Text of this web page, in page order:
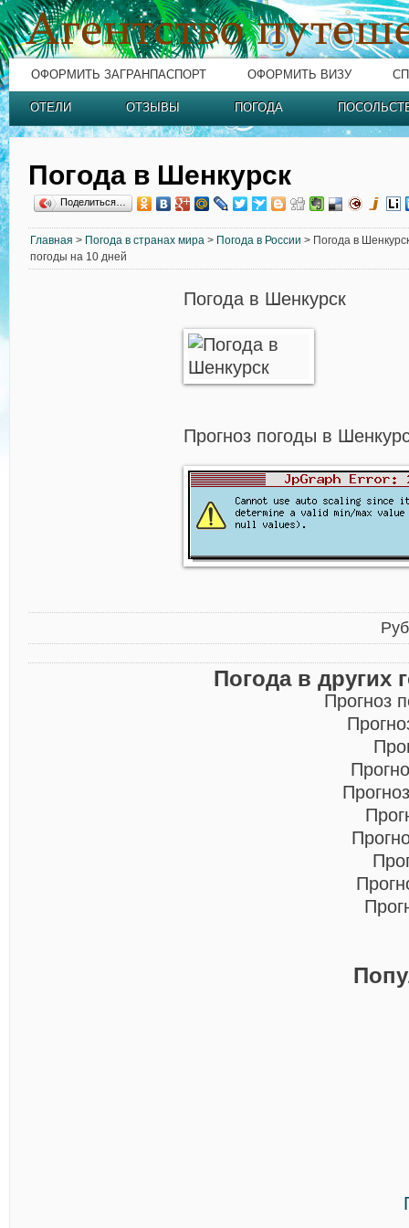
ОФОРМИТЬ ЗАГРАНПАСПОРТ ОФОРМИТЬ ВИЗУ
ОТЕЛИ ОТЗЫВЫ ПОГОДА
Погода в Шенкурск
Поделиться…
Главная > Погода в странах мира > Погода в России > Погода в
погоды на 10 дней
Погода в Шенкурск
Прогноз погоды в
Погода в других
Прогноз